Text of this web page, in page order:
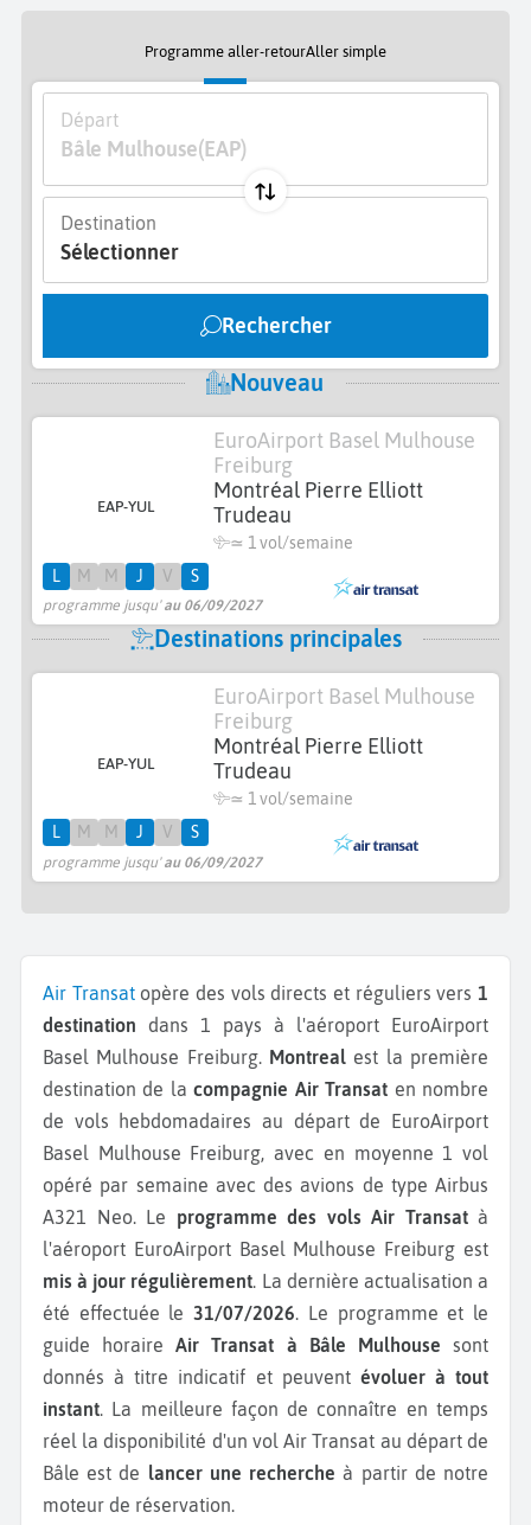
Programme aller-retourAller simple
Départ
Bâle Mulhouse(EAP)
Destination
Sélectionner
Rechercher
Nouveau
EAP-YUL
EuroAirport Basel Mulhouse
Freiburg
Montréal Pierre Elliott
Trudeau
≃ 1 vol/semaine
programme jusqu'au 06/09/2027
L M M J V S
Destinations principales
EAP-YUL
EuroAirport Basel Mulhouse
Freiburg
Montréal Pierre Elliott
Trudeau
≃ 1 vol/semaine
programme jusqu'au 06/09/2027
L M M J V S
Air Transatopère des vols directs et réguliers vers1
destination dans 1 pays à l'aéroport EuroAirport
Basel Mulhouse Freiburg. Montreal
est la première
destination de lacompagnie Air Transat en nombre
de vols hebdomadaires au départ de EuroAirport
Basel Mulhouse Freiburg, avec en moyenne 1 vol
opéré par semaine avec des avions de type Airbus
A321 Neo. Le programme des vols Air Transatà
l'aéroport EuroAirport Basel Mulhouse Freiburg est
mis à jour régulièrement . La dernière actualisation a
été effectuée le 31/07/2026 . Le programme et le
guide horaireAir Transat à Bâle Mulhouse sont
donnés à titre indicatif et peuvent évoluer à tout
instant . La meilleure façon de connaître en temps
réel la disponibilité d'un vol Air Transat au départ de
Bâle est de
lancer une recherche à partir de notre
moteur de réservation.